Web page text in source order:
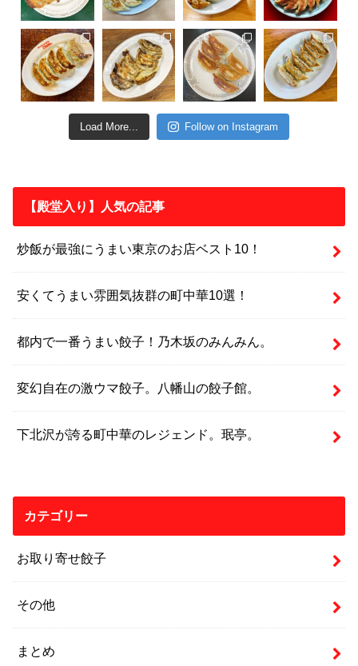
Load More... Follow on Instagram
【殿堂入り】人気の記事
炒飯が最強にうまい東京のお店ベスト10！
安くてうまい雰囲気抜群の町中華10選！
都内で一番うまい餃子！乃木坂のみんみん。
変幻自在の激ウマ餃子。八幡山の餃子館。
下北沢が誇る町中華のレジェンド。珉亭。
カテゴリー
お取り寄せ餃子
その他
まとめ